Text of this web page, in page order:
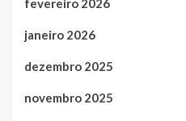
fevereiro 2026
janeiro 2026
dezembro 2025
novembro 2025